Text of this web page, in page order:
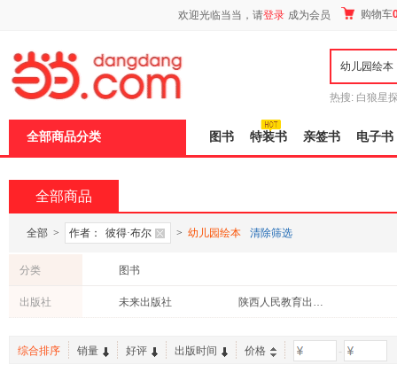
欢迎光临当当，请登录 成为会员 购物车
热搜: 白狼星
全部商品分类 图书 特装书 亲签书 电子书
全部商品
全部 > 作者： 彼得·布尔 > 幼儿园绘本 清除筛选
分类 图书
出版社 未来出版社 陕西人民教育出版社
综合排序 销量 好评 出版时间 价格 -
页
加